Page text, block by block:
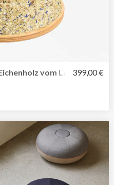
vom Label399,00 €